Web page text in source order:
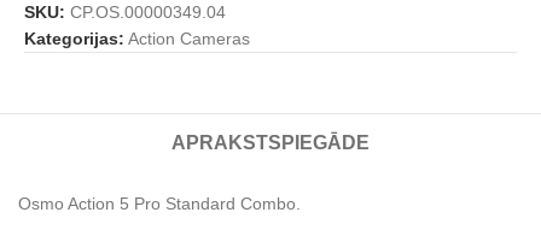
SKU: CP.OS.00000349.04
Kategorijas: Action Cameras
APRAKSTS PIEGĀDE
Osmo Action 5 Pro Standard Combo.